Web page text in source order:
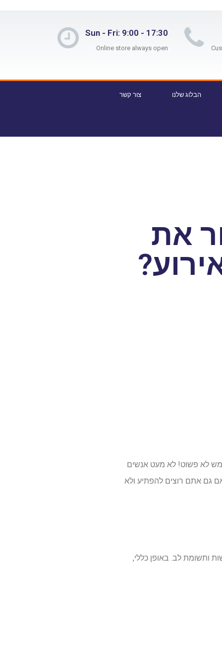
Sun - Fri: 9:00 - 17:30
Online store always open
הבלוג שלנו צור קשר
את
לא פשוט! לא מעט אנשים
גם אתם רוצים להפתיע ולא
ותשומת לב. באופן כללי,